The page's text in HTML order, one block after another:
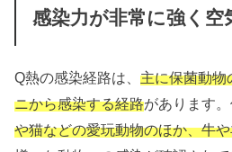
感染力が非常に強く空
Q熱の感染経路は、主に保菌動物
ニから感染する経路があります
や猫などの愛玩動物のほか、牛